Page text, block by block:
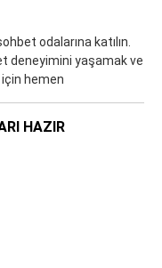
odalarına katılın.
deneyimini yaşamak ve
hemen
HAZIR